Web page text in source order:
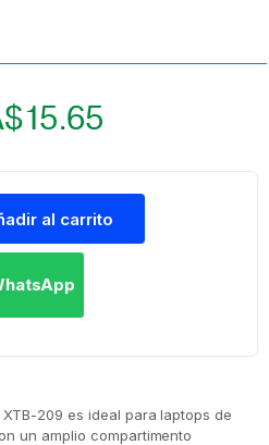
$15.65
al carrito
209 es ideal para laptops de
un amplio compartimento